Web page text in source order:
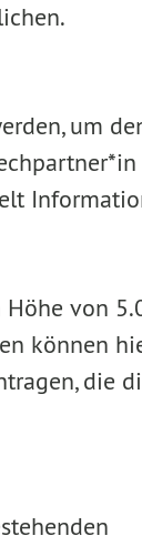
um
von
können
die